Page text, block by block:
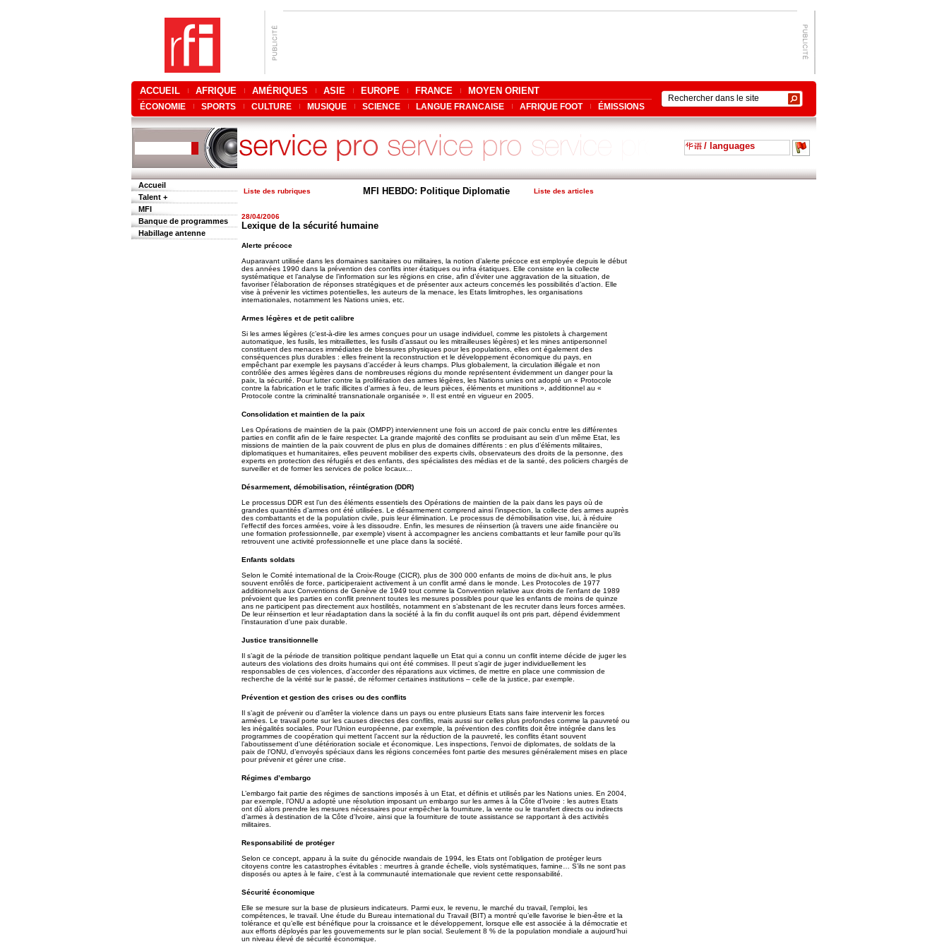
ACCUEIL AFRIQUE AMÉRIQUES ASIE EUROPE FRANCE MOYEN ORIENT
ÉCONOMIE SPORTS CULTURE MUSIQUE SCIENCE LANGUE FRANCAISE AFRIQUE FOOT ÉMISSIONS
/ languages
Accueil
Talent +
MFI
Banque de programmes
Habillage antenne
Liste des rubriques MFI HEBDO: Politique Diplomatie Liste des articles
28/04/2006
Lexique de la sécurité humaine
Alerte précoce
Auparavant utilisée dans les domaines sanitaires ou militaires, la notion d’alerte précoce est employée depuis le début
des années 1990 dans la prévention des conflits inter étatiques ou infra étatiques. Elle consiste en la collecte
systématique et l’analyse de l’information sur les régions en crise, afin d’éviter une aggravation de la situation, de
favoriser l’élaboration de réponses stratégiques et de présenter aux acteurs concernés les possibilités d’action. Elle
vise à prévenir les victimes potentielles, les auteurs de la menace, les Etats limitrophes, les organisations
internationales, notamment les Nations unies, etc.
Armes légères et de petit calibre
Si les armes légères (c’est-à-dire les armes conçues pour un usage individuel, comme les pistolets à chargement
automatique, les fusils, les mitraillettes, les fusils d’assaut ou les mitrailleuses légères) et les mines antipersonnel
constituent des menaces immédiates de blessures physiques pour les populations, elles ont également des
conséquences plus durables : elles freinent la reconstruction et le développement économique du pays, en
empêchant par exemple les paysans d’accéder à leurs champs. Plus globalement, la circulation illégale et non
contrôlée des armes légères dans de nombreuses régions du monde représentent évidemment un danger pour la
paix, la sécurité. Pour lutter contre la prolifération des armes légères, les Nations unies ont adopté un « Protocole
contre la fabrication et le trafic illicites d’armes à feu, de leurs pièces, éléments et munitions », additionnel au «
Protocole contre la criminalité transnationale organisée ». Il est entré en vigueur en 2005.
Consolidation et maintien de la paix
Les Opérations de maintien de la paix (OMPP) interviennent une fois un accord de paix conclu entre les différentes
parties en conflit afin de le faire respecter. La grande majorité des conflits se produisant au sein d’un même Etat, les
missions de maintien de la paix couvrent de plus en plus de domaines différents : en plus d’éléments militaires,
diplomatiques et humanitaires, elles peuvent mobiliser des experts civils, observateurs des droits de la personne, des
experts en protection des réfugiés et des enfants, des spécialistes des médias et de la santé, des policiers chargés de
surveiller et de former les services de police locaux...
Désarmement, démobilisation, réintégration (DDR)
Le processus DDR est l’un des éléments essentiels des Opérations de maintien de la paix dans les pays où de
grandes quantités d’armes ont été utilisées. Le désarmement comprend ainsi l’inspection, la collecte des armes auprès
des combattants et de la population civile, puis leur élimination. Le processus de démobilisation vise, lui, à réduire
l’effectif des forces armées, voire à les dissoudre. Enfin, les mesures de réinsertion (à travers une aide financière ou
une formation professionnelle, par exemple) visent à accompagner les anciens combattants et leur famille pour qu’ils
retrouvent une activité professionnelle et une place dans la société.
Enfants soldats
Selon le Comité international de la Croix-Rouge (CICR), plus de 300 000 enfants de moins de dix-huit ans, le plus
souvent enrôlés de force, participeraient activement à un conflit armé dans le monde. Les Protocoles de 1977
additionnels aux Conventions de Genève de 1949 tout comme la Convention relative aux droits de l’enfant de 1989
prévoient que les parties en conflit prennent toutes les mesures possibles pour que les enfants de moins de quinze
ans ne participent pas directement aux hostilités, notamment en s’abstenant de les recruter dans leurs forces armées.
De leur réinsertion et leur réadaptation dans la société à la fin du conflit auquel ils ont pris part, dépend évidemment
l’instauration d’une paix durable.
Justice transitionnelle
Il s’agit de la période de transition politique pendant laquelle un Etat qui a connu un conflit interne décide de juger les
auteurs des violations des droits humains qui ont été commises. Il peut s’agir de juger individuellement les
responsables de ces violences, d’accorder des réparations aux victimes, de mettre en place une commission de
recherche de la vérité sur le passé, de réformer certaines institutions – celle de la justice, par exemple.
Prévention et gestion des crises ou des conflits
Il s’agit de prévenir ou d’arrêter la violence dans un pays ou entre plusieurs Etats sans faire intervenir les forces
armées. Le travail porte sur les causes directes des conflits, mais aussi sur celles plus profondes comme la pauvreté ou
les inégalités sociales. Pour l’Union européenne, par exemple, la prévention des conflits doit être intégrée dans les
programmes de coopération qui mettent l’accent sur la réduction de la pauvreté, les conflits étant souvent
l’aboutissement d’une détérioration sociale et économique. Les inspections, l’envoi de diplomates, de soldats de la
paix de l’ONU, d’envoyés spéciaux dans les régions concernées font partie des mesures généralement mises en place
pour prévenir et gérer une crise.
Régimes d’embargo
L’embargo fait partie des régimes de sanctions imposés à un Etat, et définis et utilisés par les Nations unies. En 2004,
par exemple, l’ONU a adopté une résolution imposant un embargo sur les armes à la Côte d’Ivoire : les autres Etats
ont dû alors prendre les mesures nécessaires pour empêcher la fourniture, la vente ou le transfert directs ou indirects
d’armes à destination de la Côte d’Ivoire, ainsi que la fourniture de toute assistance se rapportant à des activités
militaires.
Responsabilité de protéger
Selon ce concept, apparu à la suite du génocide rwandais de 1994, les Etats ont l’obligation de protéger leurs
citoyens contre les catastrophes évitables : meurtres à grande échelle, viols systématiques, famine… S’ils ne sont pas
disposés ou aptes à le faire, c’est à la communauté internationale que revient cette responsabilité.
Sécurité économique
Elle se mesure sur la base de plusieurs indicateurs. Parmi eux, le revenu, le marché du travail, l’emploi, les
compétences, le travail. Une étude du Bureau international du Travail (BIT) a montré qu’elle favorise le bien-être et la
tolérance et qu’elle est bénéfique pour la croissance et le développement, lorsque elle est associée à la démocratie et
aux efforts déployés par les gouvernements sur le plan social. Seulement 8 % de la population mondiale a aujourd’hui
un niveau élevé de sécurité économique.